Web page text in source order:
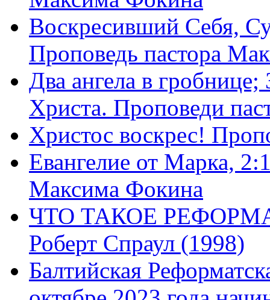
Воскресивший Себя,
Проповедь пастора
Два ангела в
Христа. Проповеди
Христос воскрес!
Евангелие от Марка,
Максима Фокина
ЧТО ТАКОЕ
Роберт Спраул (1998)
Балтийская